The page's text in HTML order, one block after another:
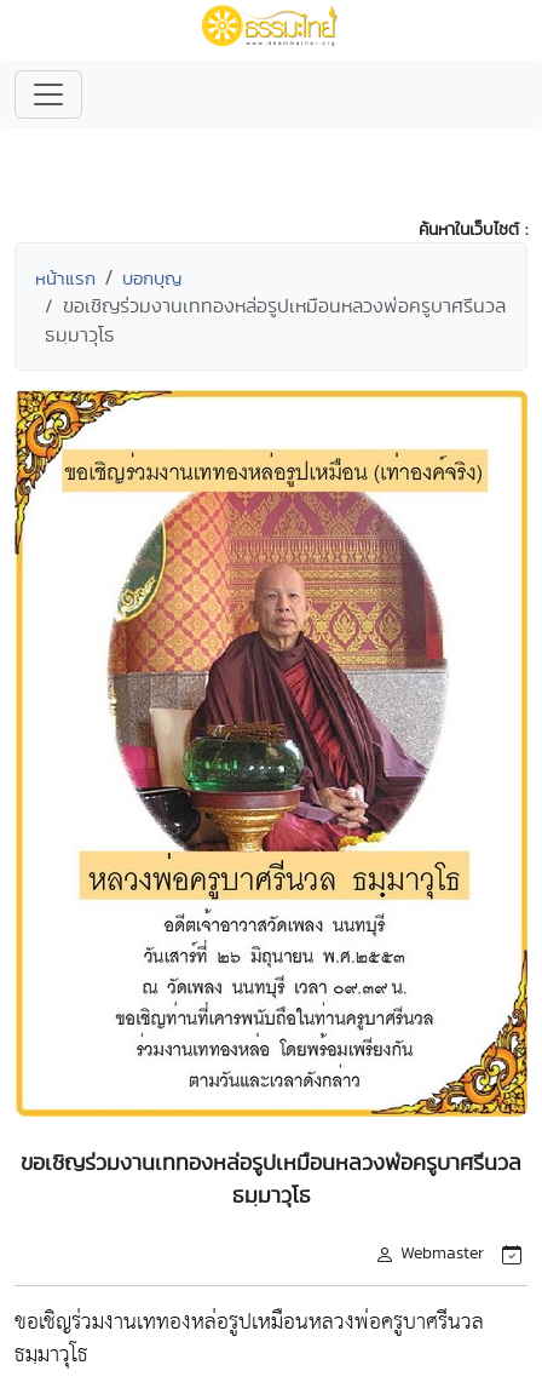
ค้นหาในเว็บไซต์ :
หน้าแรก บอกบุญ
ขอเชิญร่วมงานเททองหล่อรูปเหมือนหลวงพ่อครูบาศรีนวล
ธมฺมาวุโธ
ขอเชิญร่วมงานเททองหล่อรูปเหมือนหลวงพ่อครูบาศรีนวล
ธมฺมาวุโธ
Webmaster
ขอเชิญร่วมงานเททองหล่อรูปเหมือนหลวงพ่อครูบาศรีนวล
ธมฺมาวุโธ